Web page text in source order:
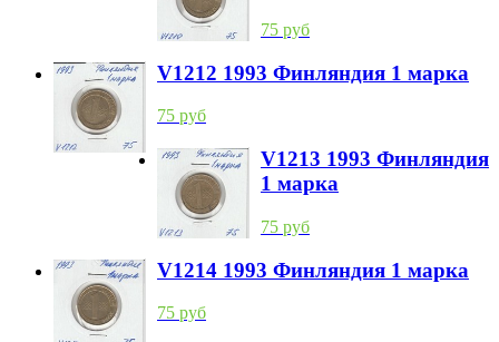
75 руб
V1212 1993 Финляндия 1 марка
75 руб
V1213 1993 Финляндия
1 марка
75 руб
V1214 1993 Финляндия 1 марка
75 руб